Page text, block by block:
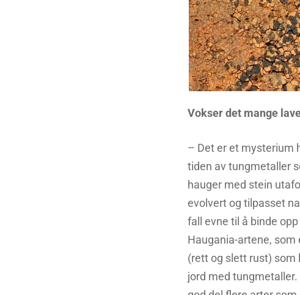
Vokser det mange
– Det er et mysterium
tiden av tungmetaller
hauger med stein
evolvert og tilpasset
fall evne til å binde
Haugania-artene,
(rett og slett rust) som
jord med tungmetaller.